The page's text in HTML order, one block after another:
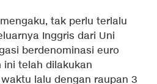
tak perlu terlalu
Inggris dari Uni
berdenominasi euro
telah dilakukan
lalu dengan raupan 3